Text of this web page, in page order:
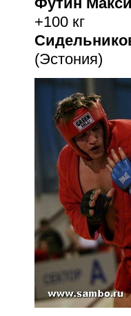
+100 кг
(Эстония)